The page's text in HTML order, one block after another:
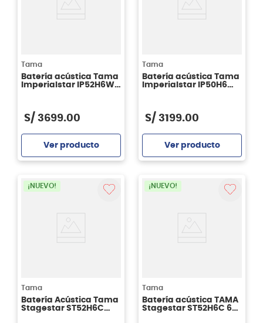
Tama
Batería acústica Tama
Imperialstar IP52H6W -
S/ 3699.00
Ver producto
Tama
Batería acústica Tama
Imperialstar IP50H6W
S/ 3199.00
Ver producto
¡NUEVO!
Tama
Batería Acústica Tama
Stagestar ST52H6C
¡NUEVO!
Tama
Batería acústica TAMA
Stagestar ST52H6C 6